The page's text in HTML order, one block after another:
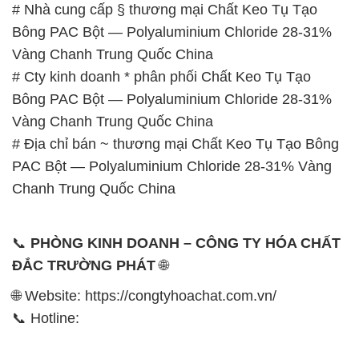
# Nhà cung cấp § thương mại Chất Keo Tụ Tạo
Bông PAC Bột — Polyaluminium Chloride 28-31%
Vàng Chanh Trung Quốc China
# Cty kinh doanh * phân phối Chất Keo Tụ Tạo
Bông PAC Bột — Polyaluminium Chloride 28-31%
Vàng Chanh Trung Quốc China
# Địa chỉ bán ~ thương mại Chất Keo Tụ Tạo Bông
PAC Bột — Polyaluminium Chloride 28-31% Vàng
Chanh Trung Quốc China
📞 PHÒNG KINH DOANH – CÔNG TY HÓA CHẤT
ĐẮC TRƯỜNG PHÁT🌐
🌐 Website: https://congtyhoachat.com.vn/
📞 Hotline: